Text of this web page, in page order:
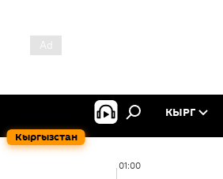
Кыргызстан
КЫРГ
01:00